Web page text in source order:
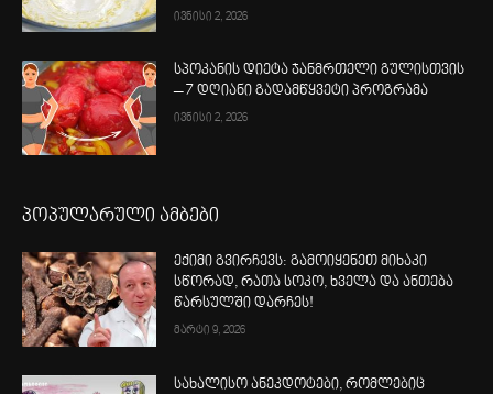
ივნისი 2, 2026
სპოკანის დიეტა ჯანმრთელი გულისთვის
– 7 დღიანი გადამწყვეტი პროგრამა
ივნისი 2, 2026
პოპულარული ამბები
ექიმი გვირჩევს: გამოიყენეთ მიხაკი
სწორად, რათა სოკო, ხველა და ანთება
წარსულში დარჩეს!
მარტი 9, 2026
სახალისო ანეკდოტები, რომლებიც